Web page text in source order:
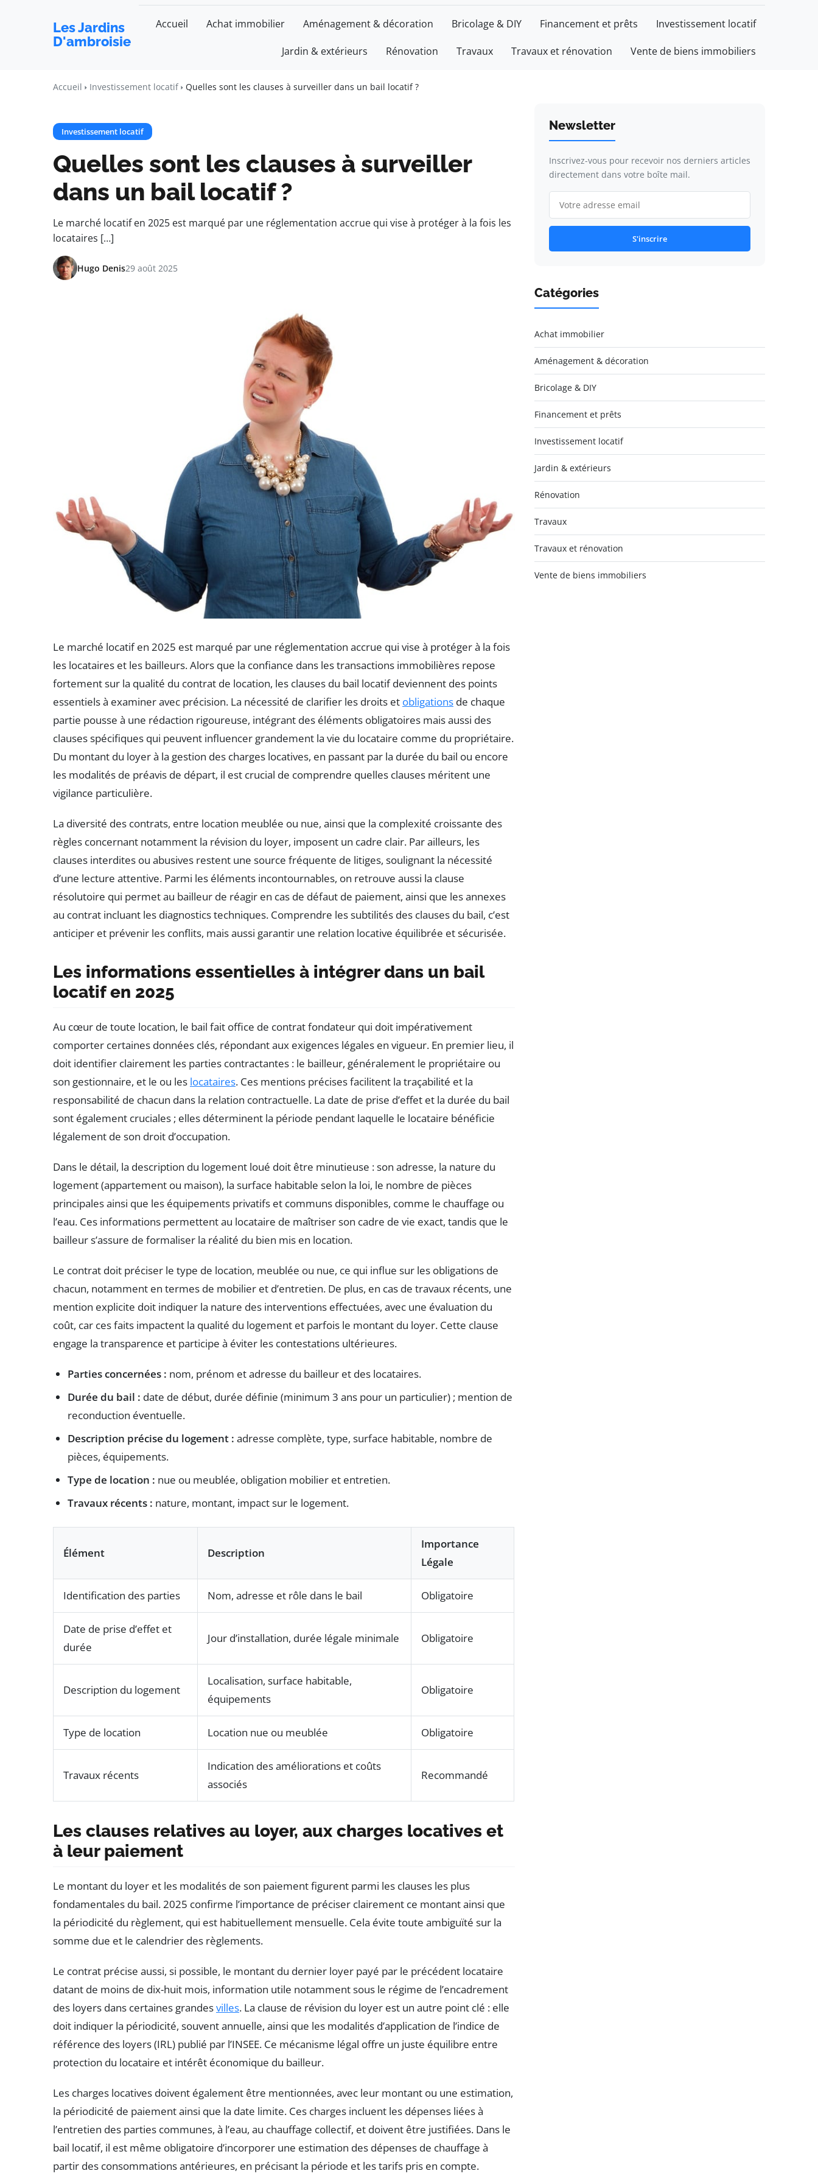
Les Jardins
D'ambroisie
Accueil Achat immobilier Aménagement & décoration Bricolage & DIY Financement et prêts Investissement locatif
Jardin & extérieurs Rénovation Travaux Travaux et rénovation Vente de biens immobiliers
Accueil Investissement locatif Quelles sont les clauses à surveiller dans un bail locatif ?
Investissement locatif
Quelles sont les clauses à surveiller
dans un bail locatif ?
Le marché locatif en 2025 est marqué par une réglementation accrue qui vise à protéger à la fois les
locataires […]
Hugo Denis29 août 2025
Le marché locatif en 2025 est marqué par une réglementation accrue qui vise à protéger à la fois
les locataires et les bailleurs. Alors que la confiance dans les transactions immobilières repose
fortement sur la qualité du contrat de location, les clauses du bail locatif deviennent des points
essentiels à examiner avec précision. La nécessité de clarifier les droits et obligations de chaque
partie pousse à une rédaction rigoureuse, intégrant des éléments obligatoires mais aussi des
clauses spécifiques qui peuvent influencer grandement la vie du locataire comme du propriétaire.
Du montant du loyer à la gestion des charges locatives, en passant par la durée du bail ou encore
les modalités de préavis de départ, il est crucial de comprendre quelles clauses méritent une
vigilance particulière.
La diversité des contrats, entre location meublée ou nue, ainsi que la complexité croissante des
règles concernant notamment la révision du loyer, imposent un cadre clair. Par ailleurs, les
clauses interdites ou abusives restent une source fréquente de litiges, soulignant la nécessité
d’une lecture attentive. Parmi les éléments incontournables, on retrouve aussi la clause
résolutoire qui permet au bailleur de réagir en cas de défaut de paiement, ainsi que les annexes
au contrat incluant les diagnostics techniques. Comprendre les subtilités des clauses du bail, c’est
anticiper et prévenir les conflits, mais aussi garantir une relation locative équilibrée et sécurisée.
Les informations essentielles à intégrer dans un bail
locatif en 2025
Au cœur de toute location, le bail fait office de contrat fondateur qui doit impérativement
comporter certaines données clés, répondant aux exigences légales en vigueur. En premier lieu, il
doit identifier clairement les parties contractantes : le bailleur, généralement le propriétaire ou
son gestionnaire, et le ou les locataires. Ces mentions précises facilitent la traçabilité et la
responsabilité de chacun dans la relation contractuelle. La date de prise d’effet et la durée du bail
sont également cruciales ; elles déterminent la période pendant laquelle le locataire bénéficie
légalement de son droit d’occupation.
Dans le détail, la description du logement loué doit être minutieuse : son adresse, la nature du
logement (appartement ou maison), la surface habitable selon la loi, le nombre de pièces
principales ainsi que les équipements privatifs et communs disponibles, comme le chauffage ou
l’eau. Ces informations permettent au locataire de maîtriser son cadre de vie exact, tandis que le
bailleur s’assure de formaliser la réalité du bien mis en location.
Le contrat doit préciser le type de location, meublée ou nue, ce qui influe sur les obligations de
chacun, notamment en termes de mobilier et d’entretien. De plus, en cas de travaux récents, une
mention explicite doit indiquer la nature des interventions effectuées, avec une évaluation du
coût, car ces faits impactent la qualité du logement et parfois le montant du loyer. Cette clause
engage la transparence et participe à éviter les contestations ultérieures.
Parties concernées : nom, prénom et adresse du bailleur et des locataires.
Durée du bail : date de début, durée définie (minimum 3 ans pour un particulier) ; mention de
reconduction éventuelle.
Description précise du logement : adresse complète, type, surface habitable, nombre de
pièces, équipements.
Type de location : nue ou meublée, obligation mobilier et entretien.
Travaux récents : nature, montant, impact sur le logement.
Élément Description
Importance
Légale
Identification des parties Nom, adresse et rôle dans le bail Obligatoire
Date de prise d’effet et
durée
Jour d’installation, durée légale minimale Obligatoire
Description du logement
Localisation, surface habitable,
équipements
Obligatoire
Type de location Location nue ou meublée Obligatoire
Travaux récents
Indication des améliorations et coûts
associés
Recommandé
Les clauses relatives au loyer, aux charges locatives et
à leur paiement
Le montant du loyer et les modalités de son paiement figurent parmi les clauses les plus
fondamentales du bail. 2025 confirme l’importance de préciser clairement ce montant ainsi que
la périodicité du règlement, qui est habituellement mensuelle. Cela évite toute ambiguïté sur la
somme due et le calendrier des règlements.
Le contrat précise aussi, si possible, le montant du dernier loyer payé par le précédent locataire
datant de moins de dix-huit mois, information utile notamment sous le régime de l’encadrement
des loyers dans certaines grandesvilles. La clause de révision du loyer est un autre point clé : elle
doit indiquer la périodicité, souvent annuelle, ainsi que les modalités d’application de l’indice de
référence des loyers (IRL) publié par l’INSEE. Ce mécanisme légal offre un juste équilibre entre
protection du locataire et intérêt économique du bailleur.
Les charges locatives doivent également être mentionnées, avec leur montant ou une estimation,
la périodicité de paiement ainsi que la date limite. Ces charges incluent les dépenses liées à
l’entretien des parties communes, à l’eau, au chauffage collectif, et doivent être justifiées. Dans le
bail locatif, il est même obligatoire d’incorporer une estimation des dépenses de chauffage à
partir des consommations antérieures, en précisant la période et les tarifs pris en compte.
Newsletter
Inscrivez-vous pour recevoir nos derniers articles
directement dans votre boîte mail.
S'inscrire
Catégories
Achat immobilier
Aménagement & décoration
Bricolage & DIY
Financement et prêts
Investissement locatif
Jardin & extérieurs
Rénovation
Travaux
Travaux et rénovation
Vente de biens immobiliers